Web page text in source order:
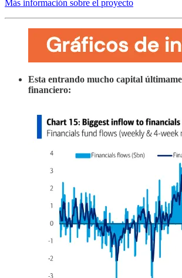
Más información sobre el proyecto
Esta entrando mucho capital
financiero: